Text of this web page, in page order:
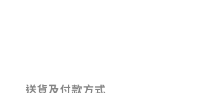
送貨及付款方式